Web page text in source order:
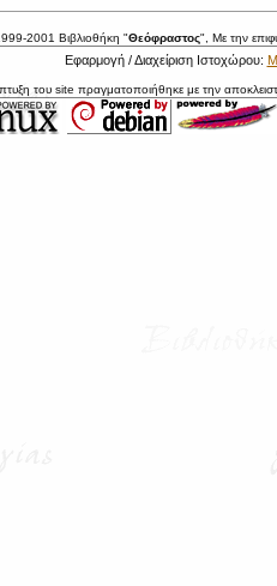
2001 Βιβλιοθήκη "Θεόφραστος", Με την
Εφαρμογή / Διαχείριση Ιστοχώρου:
του site πραγματοποιήθηκε με την